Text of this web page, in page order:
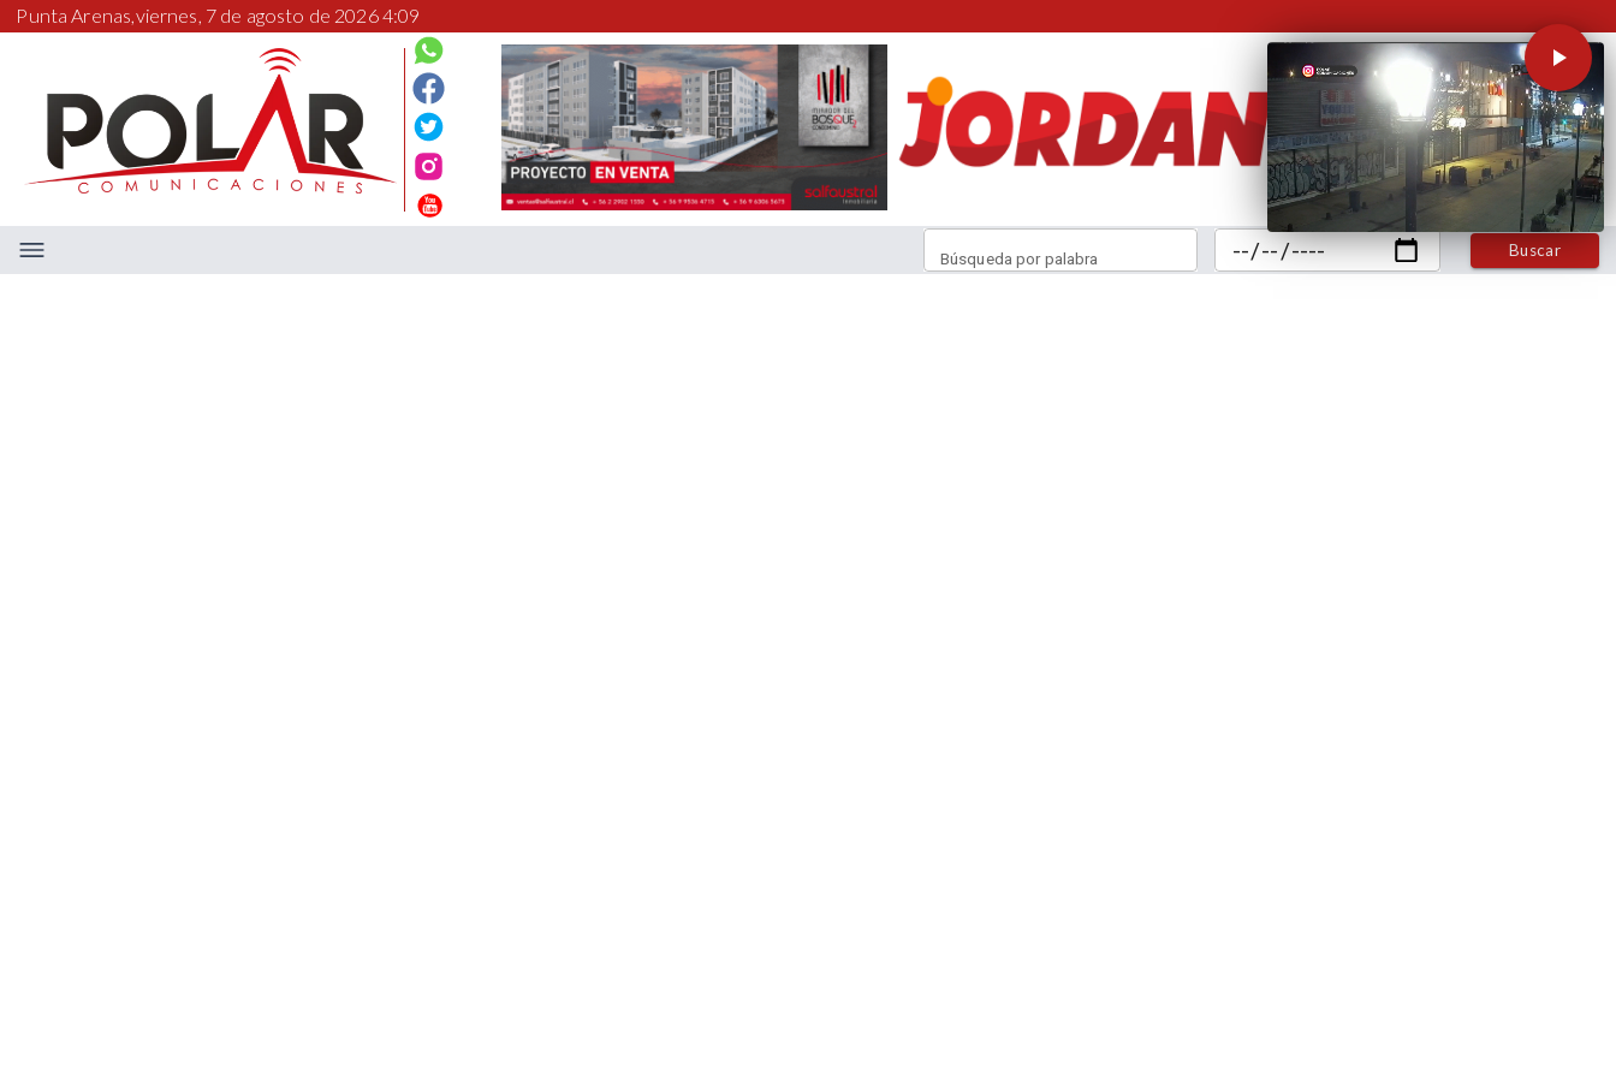
Punta Arenas,viernes, 7 de agosto de 2026 4:09
Buscar
Búsqueda por palabra